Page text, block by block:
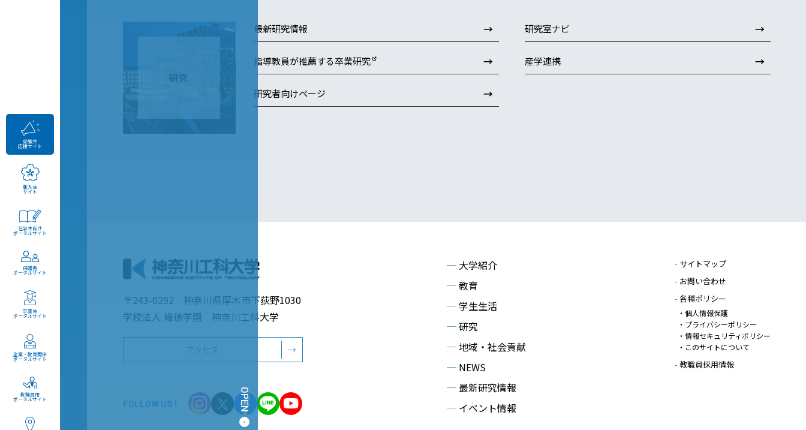
受験生
応援サイト
新入生
サイト
在学生向け
ポータルサイト
保護者
ポータルサイト
卒業生
ポータルサイト
企業・教育関係
ポータルサイト
教職員用
ポータルサイト OPEN
研究
最新研究情報 → 研究室ナビ →
指導教員が推薦する卒業研究 → 産学連携 →
研究者向けページ →
〒243-0292 神奈川県厚木市下荻野1030
学校法人 幾徳学園 神奈川工科大学
アクセス →
FOLLOW US !
─大学紹介
─教育
─学生生活
─研究
─地域・社会貢献
─NEWS
─最新研究情報
─イベント情報
- サイトマップ
- お問い合わせ
- 各種ポリシー
・個人情報保護
・プライバシーポリシー
・情報セキュリティポリシー
・このサイトについて
- 教職員採用情報